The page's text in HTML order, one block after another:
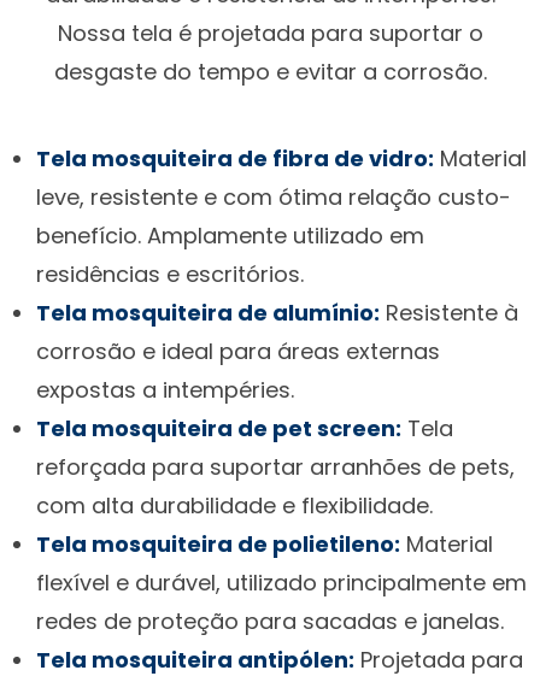
Nossa tela é projetada para suportar o
desgaste do tempo e evitar a corrosão.
Tela mosquiteira de fibra de vidro: Material
leve, resistente e com ótima relação custo-
benefício. Amplamente utilizado em
residências e escritórios.
Tela mosquiteira de alumínio: Resistente à
corrosão e ideal para áreas externas
expostas a intempéries.
Tela mosquiteira de pet screen: Tela
reforçada para suportar arranhões de pets,
com alta durabilidade e flexibilidade.
Tela mosquiteira de polietileno: Material
flexível e durável, utilizado principalmente em
redes de proteção para sacadas e janelas.
Tela mosquiteira antipólen: Projetada para